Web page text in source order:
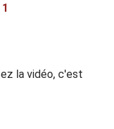
la vidéo, c'est